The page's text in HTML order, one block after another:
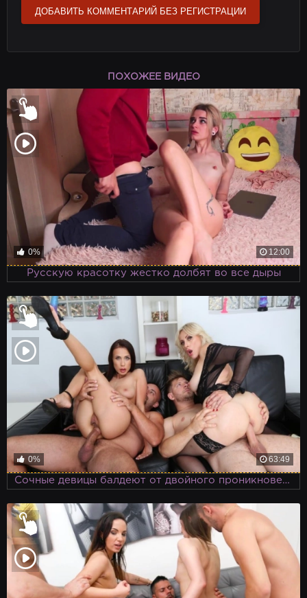
ДОБАВИТЬ КОММЕНТАРИЙ БЕЗ РЕГИСТРАЦИИ
ПОХОЖЕЕ ВИДЕО
0% 12:00
Русскую красотку жестко долбят во все дыры
0% 63:49